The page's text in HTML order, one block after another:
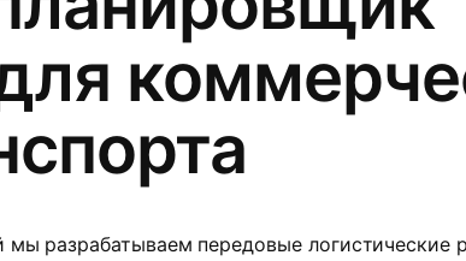
разрабатываем передовые логистические